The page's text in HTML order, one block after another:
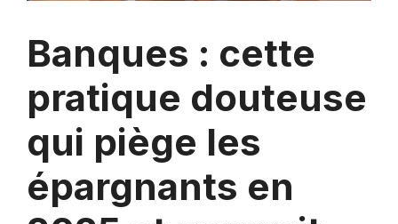
Banques : cette
pratique douteuse
qui piège les
épargnants en